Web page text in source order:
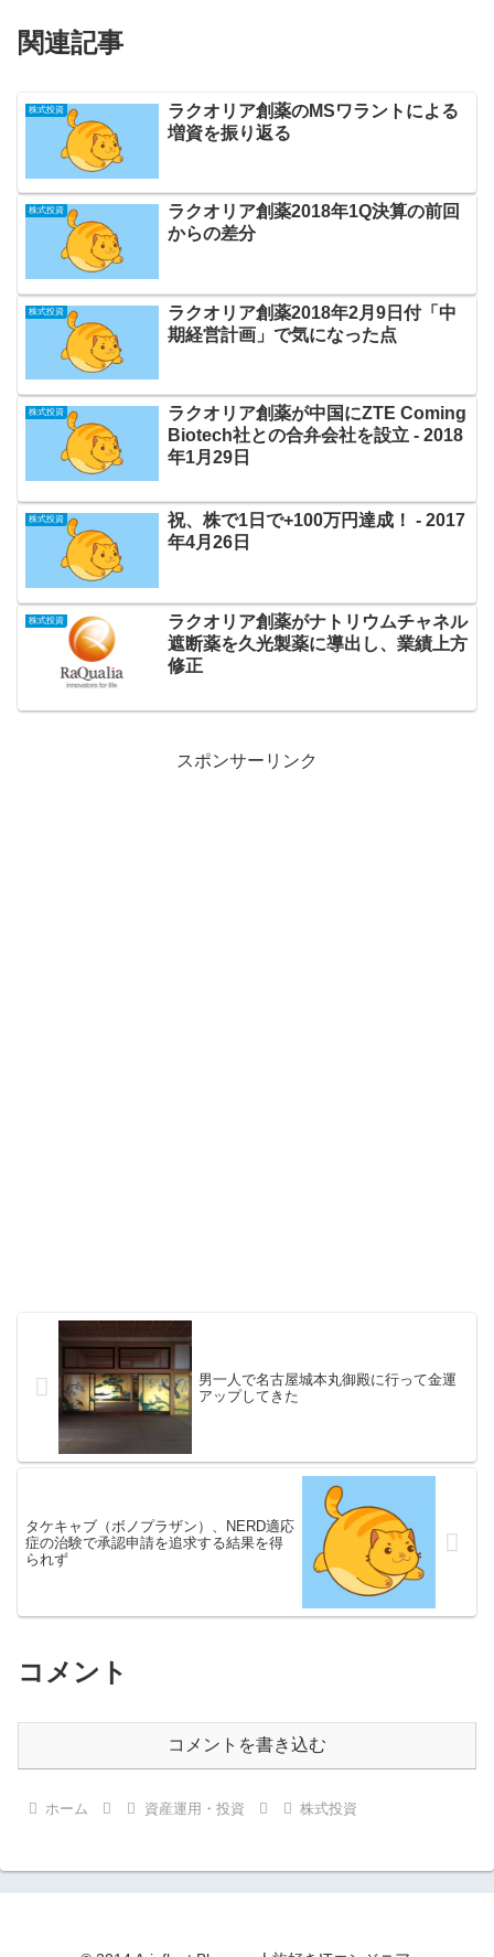
関連記事
株式投資
ラクオリア創薬のMSワラントによる
増資を振り返る
株式投資
ラクオリア創薬2018年1Q決算の前回
からの差分
株式投資
ラクオリア創薬2018年2月9日付「中
期経営計画」で気になった点
株式投資
ラクオリア創薬が中国にZTE Coming
Biotech社との合弁会社を設立 ‐ 2018
年1月29日
株式投資
祝、株で1日で+100万円達成！ ‐ 2017
年4月26日
株式投資
ラクオリア創薬がナトリウムチャネル
遮断薬を久光製薬に導出し、業績上方
修正
スポンサーリンク
男一人で名古屋城本丸御殿に行って金運
アップしてきた
タケキャブ（ボノプラザン）、NERD適応
症の治験で承認申請を追求する結果を得
られず
コメント
コメントを書き込む
ホーム 資産運用・投資 株式投資